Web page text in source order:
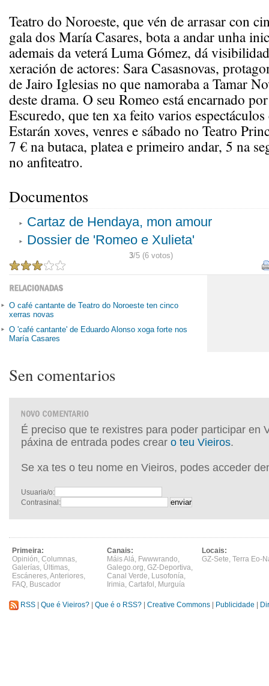
Teatro do Noroeste, que vén de arrasar con
gala dos María Casares, bota a andar unha
ademais da veterá Luma Gómez, dá
xeración de actores: Sara Casasnovas,
de Jairo Iglesias no que namoraba a Tamar
deste drama. O seu Romeo está encarnado
Escuredo, que ten xa feito varios
Estarán xoves, venres e sábado no Teatro
7 € na butaca, platea e primeiro andar, 5 na
no anfiteatro.
Documentos
Cartaz de Hendaya, mon amour
Dossier de 'Romeo e Xulieta'
3/5 (6 votos)
O café cantante de Teatro do Noroeste ten cinco
xerras novas
O 'café cantante' de Eduardo Alonso xoga forte nos
María Casares
Sen comentarios
É preciso que te rexistres para poder participar en
páxina de entrada podes crear o teu Vieiros.
Se xa tes o teu nome en Vieiros, podes acceder
Usuaria/o:
Contrasinal:
Primeira:
Opinión, Columnas,
Galerías, Últimas,
Escáneres,Anteriores,
FAQ, Buscador
Canais:
Máis Alá, Fwwwrando,
Galego.org, GZ-Deportiva,
Canal Verde, Lusofonía,
Irimia, Cartafol , Murguía
Locais:
GZ-Sete, Terra Eo-
RSS Que é Vieiros? Que é o RSS? Creative Commons Publicidade